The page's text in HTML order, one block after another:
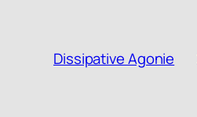
Dissipative Agonie